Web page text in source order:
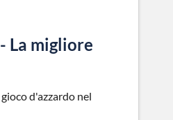
La migliore
d'azzardo nel